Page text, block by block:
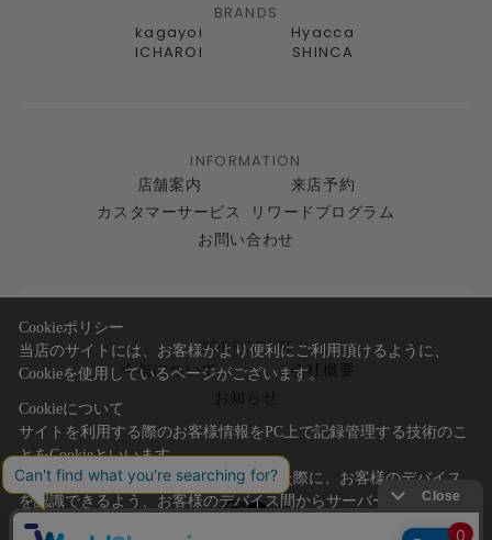
BRANDS
kagayoi
Hyacca
ICHAROI
SHINCA
INFORMATION
店舗案内
来店予約
カスタマーサービス
リワードプログラム
お問い合わせ
CORPORATE
今与について
会社概要
お知らせ
Cookieポリシー
当店のサイトには、お客様がより便利にご利用頂けるように、
Cookieを使用しているページがございます。
Cookieについて
サイトを利用する際のお客様情報をPC上で記録管理する技術のこ
とをCookieといいます。
Cookieはお客様がサイトを再訪問された際に、お客様のデバイス
を認識できるよう、お客様のデバイス間からサーバーへ送り返さ
れます。